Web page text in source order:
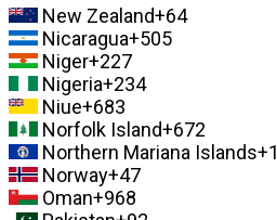
New Zealand+64
Nicaragua+505
Niger+227
Nigeria+234
Niue+683
Norfolk Island+672
Northern Mariana Islands+1
Norway+47
Oman+968